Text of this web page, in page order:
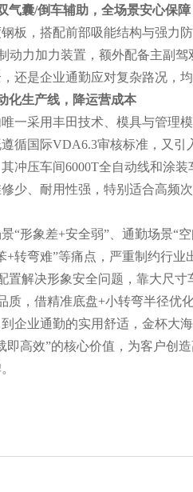
气囊/倒车辅助，全场景安心保障
板，搭配前部吸能结构与强力
动力加力装置，额外配备主副
还是企业通勤应对复杂路况，
化生产线，降运营成本
一采用丰田技术、模具与管理
循国际VDA6.3审核标准，又引
冲压车间6000T全自动线和涂
少、耐用性强，特别适合高频
“形象差+安全弱”、通勤场景“
+转弯难”等痛点，严重制约行业
置解决形象安全问题，靠大尺
质，借精准底盘+小转弯半径优
企业通勤的实用舒适，金杯大
即高效”的核心价值，为客户创